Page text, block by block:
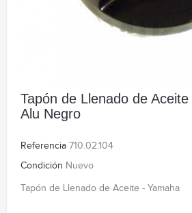
Tapón de Llenado de
Alu Negro
Referencia 710.02.104
Condición Nuevo
Tapón de Llenado de Aceite - Yamaha